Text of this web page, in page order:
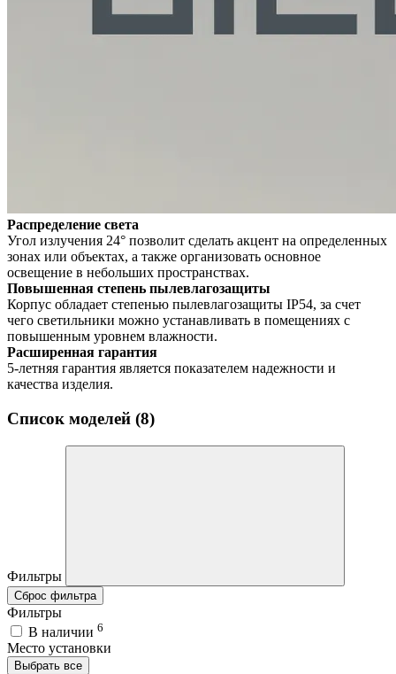
Распределение света
Угол излучения 24° позволит сделать акцент на определенных
зонах или объектах, а также организовать основное
освещение в небольших пространствах.
Повышенная степень пылевлагозащиты
Корпус обладает степенью пылевлагозащиты IP54, за счет
чего светильники можно устанавливать в помещениях с
повышенным уровнем влажности.
Расширенная гарантия
5-летняя гарантия является показателем надежности и
качества изделия.
Список моделей (8)
Фильтры
Сброс фильтра
Фильтры
В наличии 6
Место установки
Выбрать все